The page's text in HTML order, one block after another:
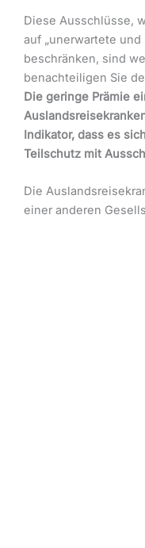
Diese Ausschlüsse,
auf „unerwartete und
beschränken, sind
benachteiligen Sie
Die geringe Prämie
Indikator, dass es
Teilschutz mit
Die
einer anderen